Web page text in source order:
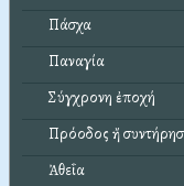
Πάσχα
Παναγία
Σύγχρονη ἐποχή
Πρόοδος ἤ
Ἀθεΐα